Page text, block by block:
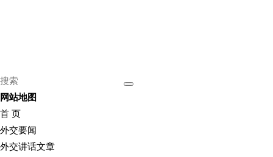
网站地图
首 页
外交要闻
外交讲话文章